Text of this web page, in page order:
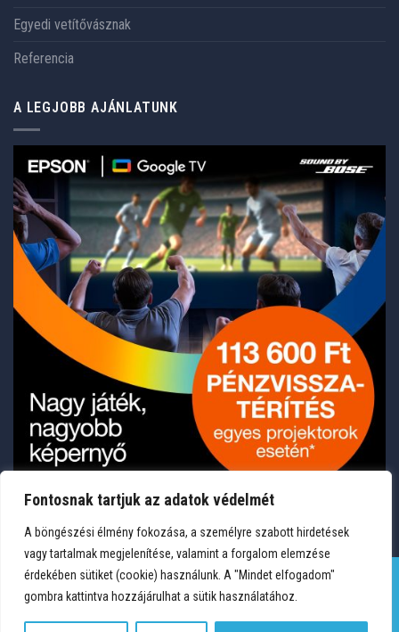
Fontosnak tartjuk az adatok védelmét
A böngészési élmény fokozása, a személyre szabott hirdetések
vagy tartalmak megjelenítése, valamint a forgalom elemzése
érdekében sütiket (cookie) használunk. A "Mindet elfogadom"
gombra kattintva hozzájárulhat a sütik használatához.
Egyedi vetítővásznak
Referencia
A LEGJOBB AJÁNLATUNK